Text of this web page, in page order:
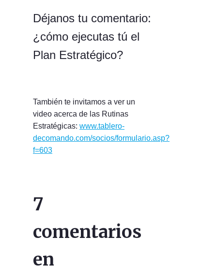
Déjanos tu comentario:
¿cómo ejecutas tú el
Plan Estratégico?
También te invitamos a ver un
video acerca de las Rutinas
Estratégicas: www.tablero-
decomando.com/socios/formulario.asp?
f=603
7
comentarios
en